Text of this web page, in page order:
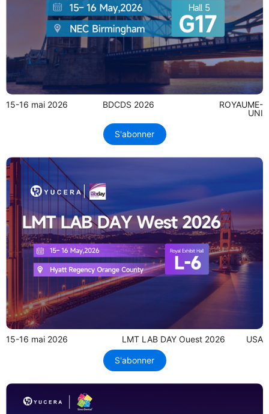
15-16 mai 2026 BDCDS 2026
ROYAUME-
UNI
S'abonner
15-16 mai 2026 LMT LAB DAY Ouest 2026 USA
S'abonner